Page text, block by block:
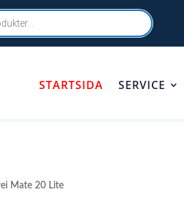
STARTSIDA SERVICE
Mate 20 Lite